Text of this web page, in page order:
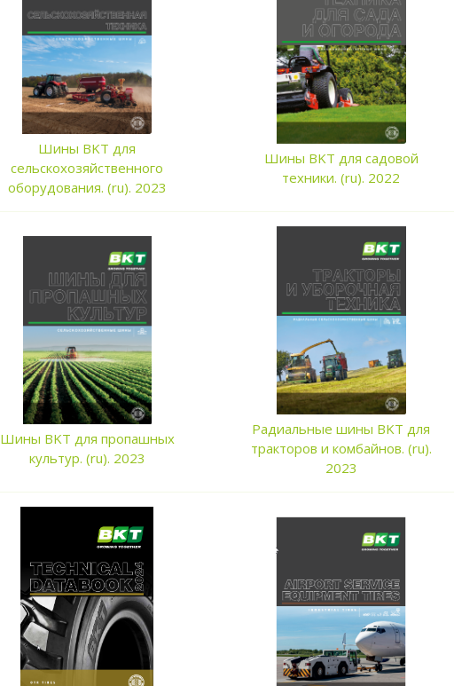
Шины BKT для
сельскохозяйственного
оборудования. (ru). 2023
Шины BKT для садовой
техники. (ru). 2022
Шины BKT для пропашных
культур. (ru). 2023
Радиальные шины BKT для
тракторов и комбайнов. (ru).
2023